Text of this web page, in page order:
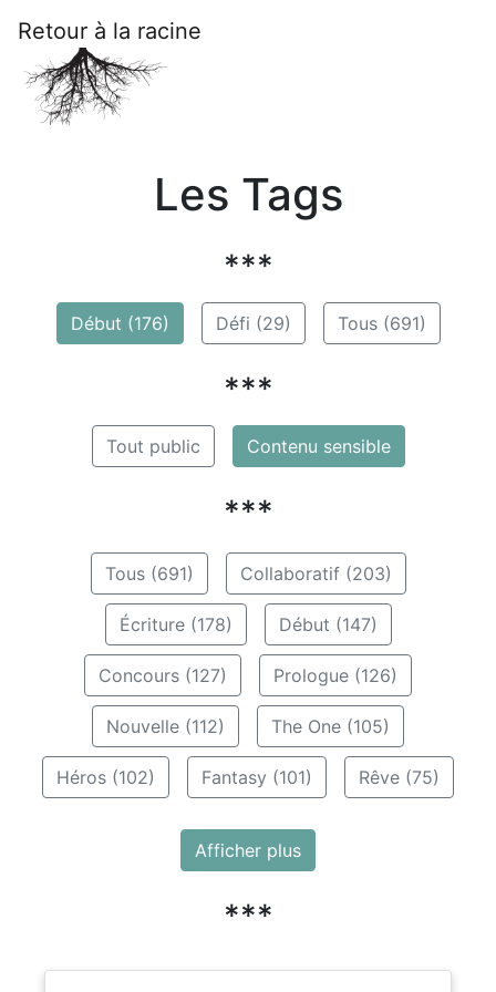
Retour à la racine
Les Tags
***
Début (176) Défi (29) Tous (691)
***
Tout public Contenu sensible
***
Tous (691) Collaboratif (203)
Écriture (178) Début (147)
Concours (127) Prologue (126)
Nouvelle (112) The One (105)
Héros (102) Fantasy (101) Rêve (75)
Afficher plus
***